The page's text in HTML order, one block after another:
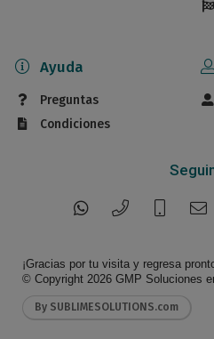
Ayuda
Preguntas
Condiciones
¡Gracias por tu visita y regresa
© Copyright 2026 GMP Soluciones
By SUBLIMESOLUTIONS.com